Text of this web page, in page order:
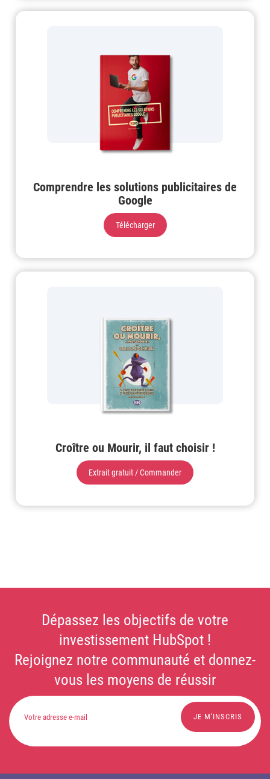
Comprendre les solutions publicitaires de
Google
Télécharger
Croître ou Mourir, il faut choisir !
Extrait gratuit / Commander
Dépassez les objectifs de votre
investissement HubSpot !
Rejoignez notre communauté et donnez-
vous les moyens de réussir